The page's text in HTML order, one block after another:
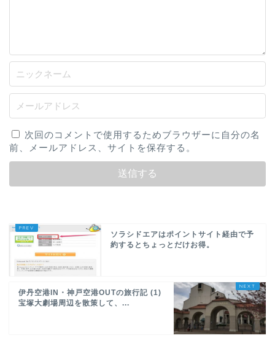
次回のコメントで使用するためブラウザーに自分の名
前、メールアドレス、サイトを保存する。
ソラシドエアはポイントサイト経由で予
約するとちょっとだけお得。
伊丹空港IN・神戸空港OUTの旅行記 (1)
宝塚大劇場周辺を散策して、...